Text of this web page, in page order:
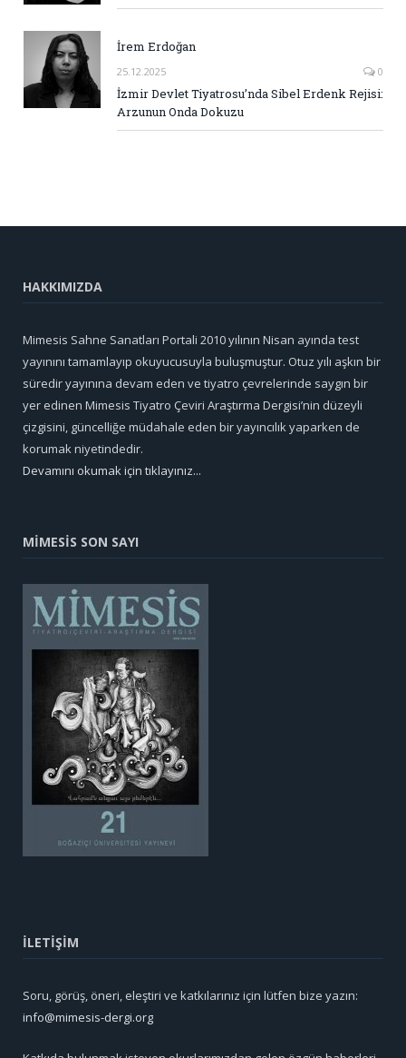
İrem Erdoğan
25.12.2025 0
İzmir Devlet Tiyatrosu’nda Sibel Erdenk Rejisi:
Arzunun Onda Dokuzu
HAKKIMIZDA
Mimesis Sahne Sanatları Portali 2010 yılının Nisan ayında test
yayınını tamamlayıp okuyucusuyla buluşmuştur. Otuz yılı aşkın bir
süredir yayınına devam eden ve tiyatro çevrelerinde saygın bir
yer edinen Mimesis Tiyatro Çeviri Araştırma Dergisi’nin düzeyli
çizgisini, güncelliğe müdahale eden bir yayıncılık yaparken de
korumak niyetindedir.
Devamını okumak için tıklayınız...
MİMESİS SON SAYI
İLETİŞİM
Soru, görüş, öneri, eleştiri ve katkılarınız için lütfen bize yazın:
info@mimesis-dergi.org